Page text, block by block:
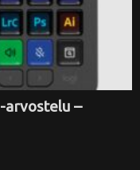
arvostelu –